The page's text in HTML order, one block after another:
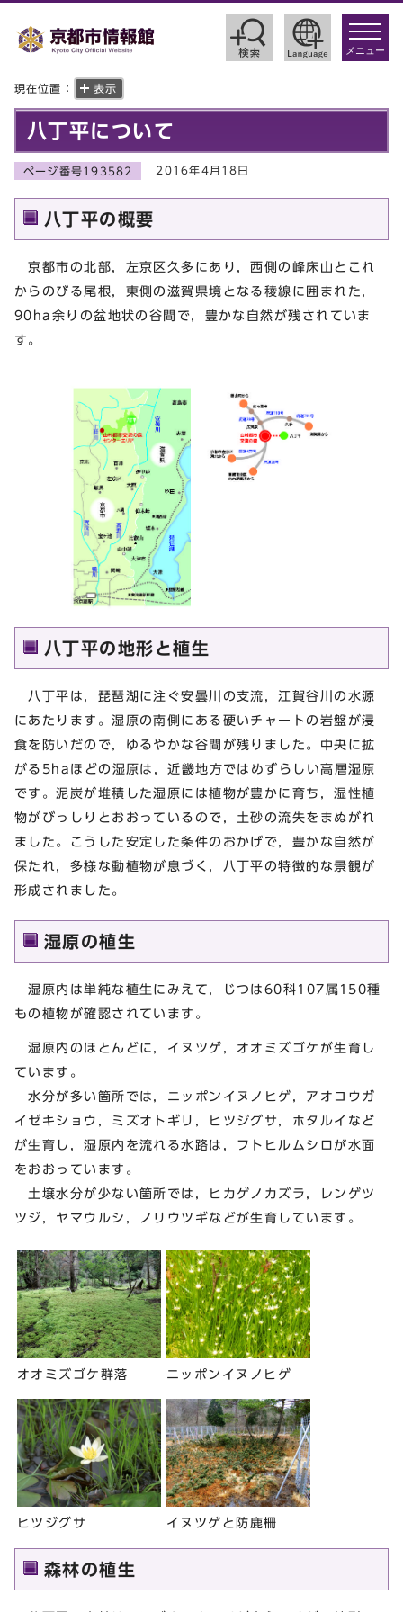
toggle
メニュー
現在位置： 表示
八丁平について
ページ番号193582 2016年4月18日
八丁平の概要
京都市の北部，左京区久多にあり，西側の峰床山とこれ
からのびる尾根，東側の滋賀県境となる稜線に囲まれた，
90ha余りの盆地状の谷間で，豊かな自然が残されていま
す。
八丁平の地形と植生
八丁平は，琵琶湖に注ぐ安曇川の支流，江賀谷川の水源
にあたります。湿原の南側にある硬いチャートの岩盤が浸
食を防いだので，ゆるやかな谷間が残りました。中央に拡
がる5haほどの湿原は，近畿地方ではめずらしい高層湿原
です。泥炭が堆積した湿原には植物が豊かに育ち，湿性植
物がびっしりとおおっているので，土砂の流失をまぬがれ
ました。こうした安定した条件のおかげで，豊かな自然が
保たれ，多様な動植物が息づく，八丁平の特徴的な景観が
形成されました。
湿原の植生
湿原内は単純な植生にみえて，じつは60科107属150種
もの植物が確認されています。
湿原内のほとんどに，イヌツゲ，オオミズゴケが生育し
ています。
水分が多い箇所では，ニッポンイヌノヒゲ，アオコウガ
イゼキショウ，ミズオトギリ，ヒツジグサ，ホタルイなど
が生育し，湿原内を流れる水路は，フトヒルムシロが水面
をおおっています。
土壌水分が少ない箇所では，ヒカゲノカズラ，レンゲツ
ツジ，ヤマウルシ，ノリウツギなどが生育しています。
オオミズゴケ群落 ニッポンイヌノヒゲ
ヒツジグサ イヌツゲと防鹿柵
森林の植生